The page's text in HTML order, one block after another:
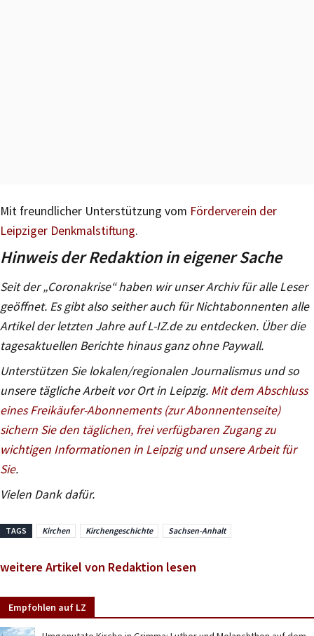
Mit freundlicher Unterstützung vom Förderverein der
Leipziger Denkmalstiftung.
Hinweis der Redaktion in eigener Sache
Seit der „Coronakrise“ haben wir unser Archiv für alle Leser
geöffnet. Es gibt also seither auch für Nichtabonnenten alle
Artikel der letzten Jahre auf L-IZ.de zu entdecken. Über die
tagesaktuellen Berichte hinaus ganz ohne Paywall.
Unterstützen Sie lokalen/regionalen Journalismus und so
unsere tägliche Arbeit vor Ort in Leipzig. Mit dem Abschluss
eines Freikäufer-Abonnements (zur Abonnentenseite)
sichern Sie den täglichen, frei verfügbaren Zugang zu
wichtigen Informationen in Leipzig und unsere Arbeit für
Sie.
Vielen Dank dafür.
TAGS Kirchen Kirchengeschichte Sachsen-Anhalt
weitere Artikel von Redaktion lesen
Empfohlen auf LZ